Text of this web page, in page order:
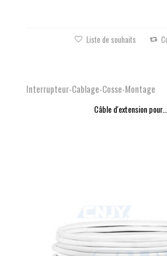
Liste de souhaits
Interrupteur-Cablage-Cosse-Montage
Câble d'extension pour...